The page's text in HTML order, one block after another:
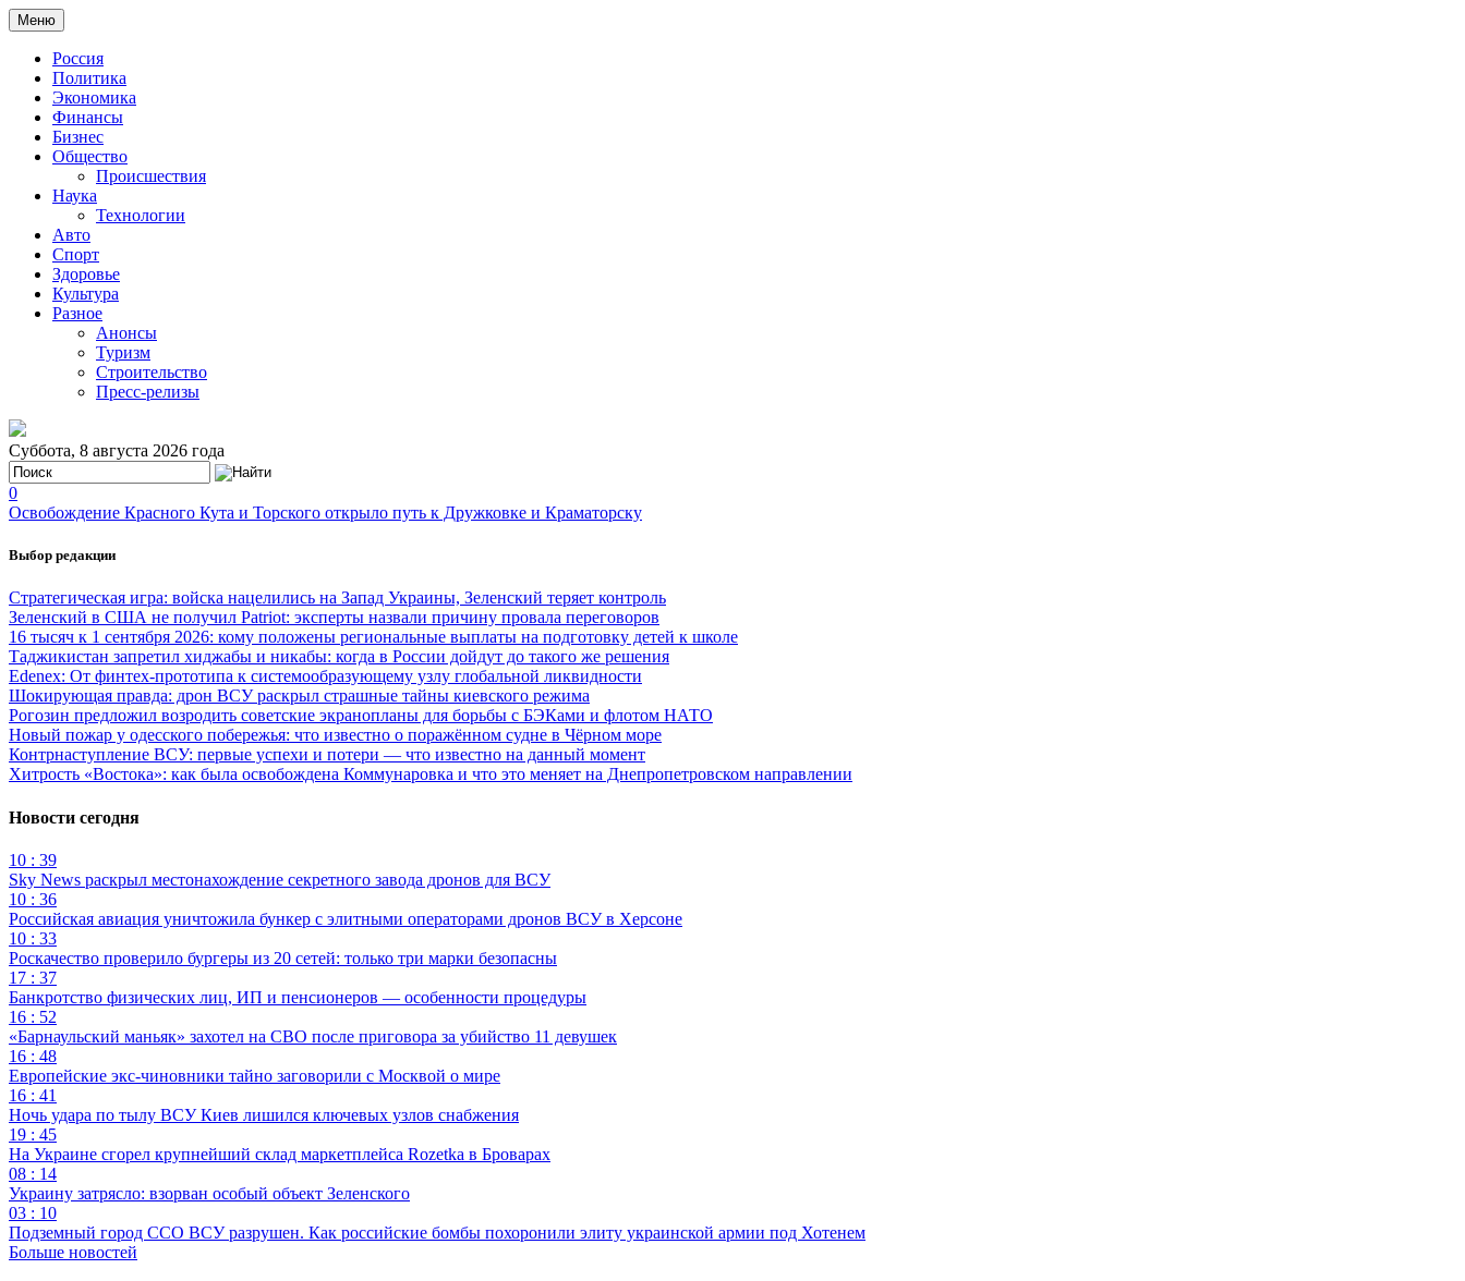
Меню
Россия
Политика
Экономика
Финансы
Бизнес
Общество
Происшествия
Наука
Технологии
Авто
Спорт
Здоровье
Культура
Разное
Анонсы
Туризм
Строительство
Пресс-релизы
Суббота, 8 августа 2026 года
0
Освобождение Красного Кута и Торского открыло путь к Дружковке и Краматорску
Выбор редакции
Стратегическая игра: войска нацелились на Запад Украины, Зеленский теряет контроль
Зеленский в США не получил Patriot: эксперты назвали причину провала переговоров
16 тысяч к 1 сентября 2026: кому положены региональные выплаты на подготовку детей к школе
Таджикистан запретил хиджабы и никабы: когда в России дойдут до такого же решения
Edenex: От финтех-прототипа к системообразующему узлу глобальной ликвидности
Шокирующая правда: дрон ВСУ раскрыл страшные тайны киевского режима
Рогозин предложил возродить советские экранопланы для борьбы с БЭКами и флотом НАТО
Новый пожар у одесского побережья: что известно о поражённом судне в Чёрном море
Контрнаступление ВСУ: первые успехи и потери — что известно на данный момент
Хитрость «Востока»: как была освобождена Коммунаровка и что это меняет на Днепропетровском направлении
Новости сегодня
10 : 39
Sky News раскрыл местонахождение секретного завода дронов для ВСУ
10 : 36
Российская авиация уничтожила бункер с элитными операторами дронов ВСУ в Херсоне
10 : 33
Роскачество проверило бургеры из 20 сетей: только три марки безопасны
17 : 37
Банкротство физических лиц, ИП и пенсионеров — особенности процедуры
16 : 52
«Барнаульский маньяк» захотел на СВО после приговора за убийство 11 девушек
16 : 48
Европейские экс-чиновники тайно заговорили с Москвой о мире
16 : 41
Ночь удара по тылу ВСУ Киев лишился ключевых узлов снабжения
19 : 45
На Украине сгорел крупнейший склад маркетплейса Rozetka в Броварах
08 : 14
Украину затрясло: взорван особый объект Зеленского
03 : 10
Подземный город ССО ВСУ разрушен. Как российские бомбы похоронили элиту украинской армии под Хотенем
Больше новостей